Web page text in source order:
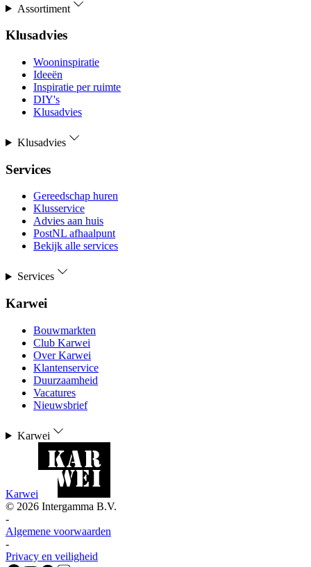
Assortiment
Klusadvies
Wooninspiratie
Ideeën
Inspiratie per ruimte
DIY's
Klusadvies
Klusadvies
Services
Gereedschap huren
Klusservice
Advies aan huis
PostNL afhaalpunt
Bekijk alle services
Services
Karwei
Bouwmarkten
Club Karwei
Over Karwei
Klantenservice
Duurzaamheid
Vacatures
Nieuwsbrief
Karwei
Karwei
© 2026 Intergamma B.V.
-
Algemene voorwaarden
-
Privacy en veiligheid